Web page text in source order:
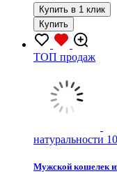
Купить в 1 клик
Купить
TOП продаж
натуральности
Мужской кошелек